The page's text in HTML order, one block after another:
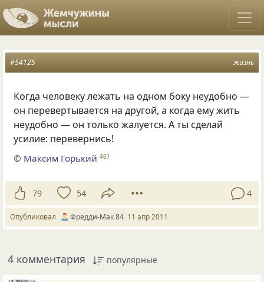
жизнь
#54125
Когда человеку лежать на одном боку неудобно —
он перевертывается на другой, а когда ему жить
неудобно — он только жалуется. А ты сделай
усилие: перевернись!
© Максим Горький 461
79 54 4
Опубликовал Фредди-Мак 84 11 апр 2011
4 комментария популярные